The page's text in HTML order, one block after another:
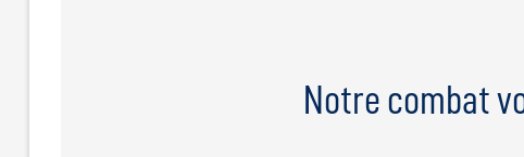
Notre combat